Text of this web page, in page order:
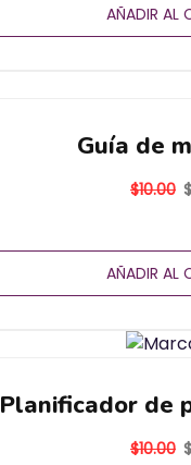
AÑADIR AL
Guía de
$10.00 $
AÑADIR AL
Planificador de
$10.00 $